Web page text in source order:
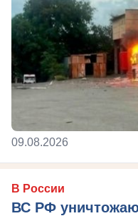
09.08.2026
В России
ВС РФ